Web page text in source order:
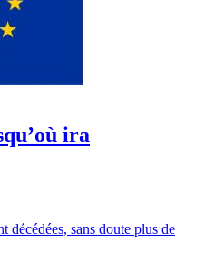
ira
décédées, sans doute plus de